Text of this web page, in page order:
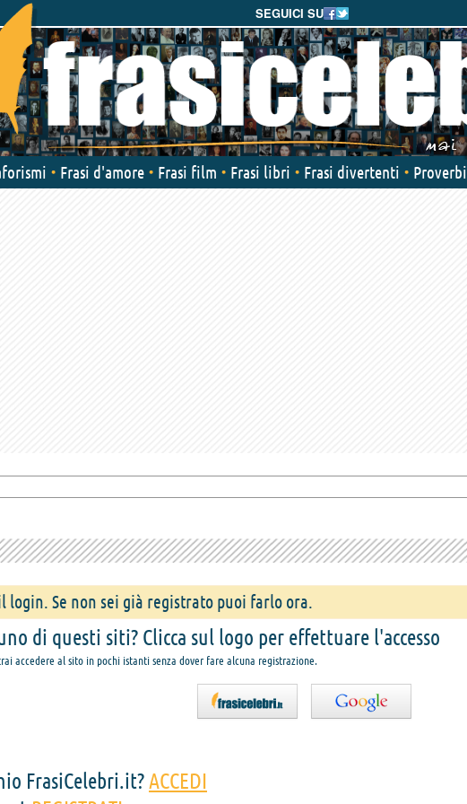
SEGUICI SU
Frasi d'amore Frasi film Frasi libri Frasi divertenti Proverbi
login. Se non sei già registrato puoi farlo ora.
di questi siti? Clicca sul logo per effettuare l'accesso
accedere al sito in pochi istanti senza dover fare alcuna registrazione.
FrasiCelebri.it?ACCEDI